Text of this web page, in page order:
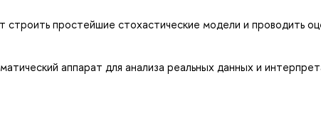
простейшие стохастические модели и проводить
аппарат для анализа реальных данных и